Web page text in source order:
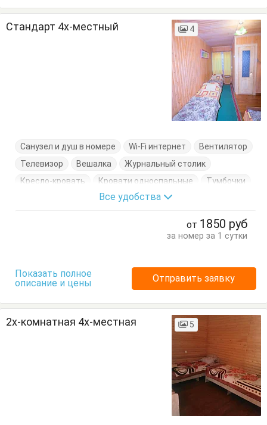
Стандарт 4х-местный 4
Санузел и душ в номере Wi-Fi интернет
Вентилятор
Телевизор
Вешалка
Журнальный столик
Кресло-кровать
Кровати односпальные Тумбочки
Все удобства
от 1850 руб
за номер за 1 сутки
Показать полное
описание и цены
Отправить заявку
2х-комнатная 4х-местная 5